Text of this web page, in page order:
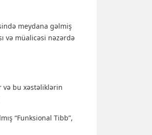
meydana gəlmiş
və müalicəsi nəzərdə
və bu xəstəliklərin
“Funksional Tibb”,